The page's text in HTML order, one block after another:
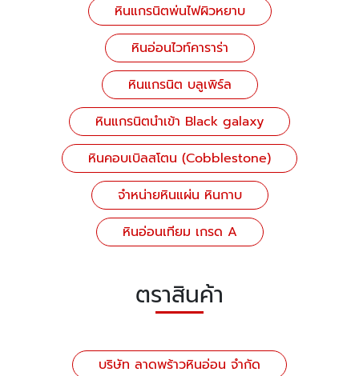
หินแกรนิตพ่นไฟผิวหยาบ
หินอ่อนไวท์คาราร่า
หินแกรนิต บลูเพิร์ล
หินแกรนิตนำเข้า Black galaxy
หินคอบเบิลสโตน (Cobblestone)
จำหน่ายหินแผ่น หินกาบ
หินอ่อนเทียม เกรด A
ตราสินค้า
บริษัท ลาดพร้าวหินอ่อน จำกัด